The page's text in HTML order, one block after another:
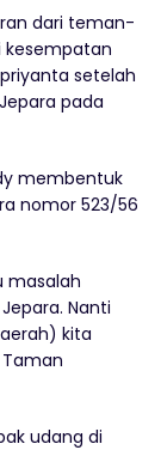
dari teman-
kesempatan
setelah
pada
membentuk
nomor 523/56
masalah
Nanti
kita
udang di